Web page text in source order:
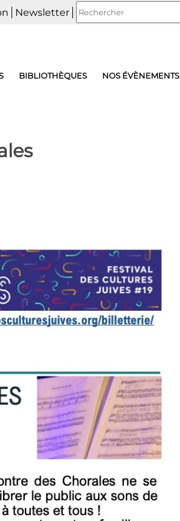
Newsletter
BIBLIOTHÈQUES NOS ÉVÈNEMENTS